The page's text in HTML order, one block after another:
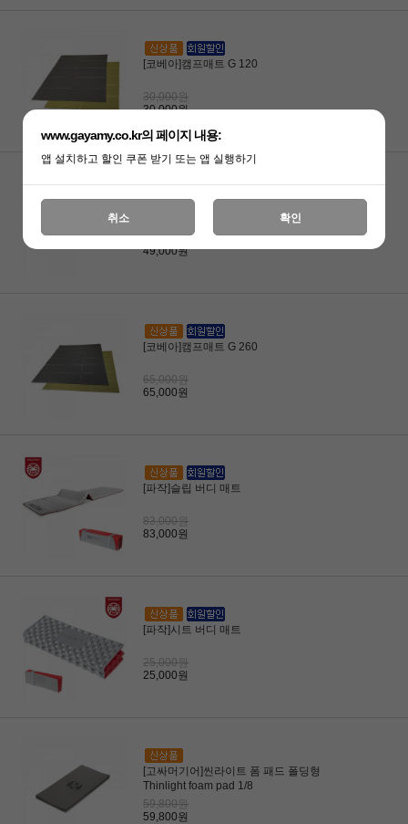
[코베아]캠프매트 G 120
30,000원
30,000원
[코베아]캠프매트 G 200
49,000원
49,000원
[코베아]캠프매트 G 260
65,000원
65,000원
[파작]슬립 버디 매트
83,000원
83,000원
[파작]시트 버디 매트
25,000원
25,000원
[고싸머기어]씬라이트 폼 패드 폴딩형
Thinlight foam pad 1/8
59,800원
59,800원
www.gayamy.co.kr의 페이지 내용:
앱 설치하고 할인 쿠폰 받기 또는 앱 실행하기
취소 확인